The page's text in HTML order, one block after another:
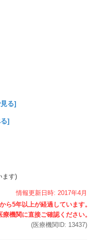
る]
]
ます)
情報更新日時: 2017年4月
(医療機関ID: 13437)